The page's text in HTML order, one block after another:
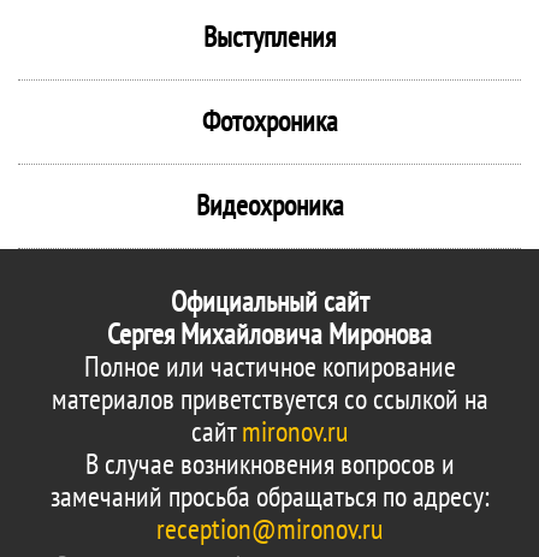
Выступления
Фотохроника
Видеохроника
Официальный сайт
Сергея Михайловича Миронова
Полное или частичное копирование
материалов приветствуется со ссылкой на
сайтmironov.ru
В случае возникновения вопросов и
замечаний просьба обращаться по адресу:
reception@mironov.ru